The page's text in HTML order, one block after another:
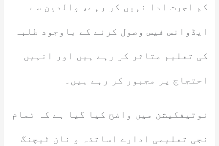
کم اجرت ادا نہیں کر رہے، والدین سے
ایڈوانس فیس وصول کرنے کے باوجود طلبہ
کی تعلیم متاثر کر رہے ہیں اور انہیں
احتجاج پر مجبور کر رہے ہیں۔
نوٹیفکیشن میں واضح کیا گیا ہے کہ تمام
نجی تعلیمی ادارے اساتذہ و نان ٹیچنگ